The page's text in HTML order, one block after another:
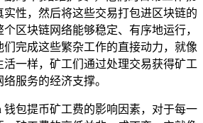
性，然后将这些交易打包进区块链的
区块链网络能够稳定、有序地运行，
完成这些繁杂工作的直接动力，就像
一样，矿工们通过处理交易获得矿工
服务的经济支撑。
钱包提币矿工费的影响因素，对于每一